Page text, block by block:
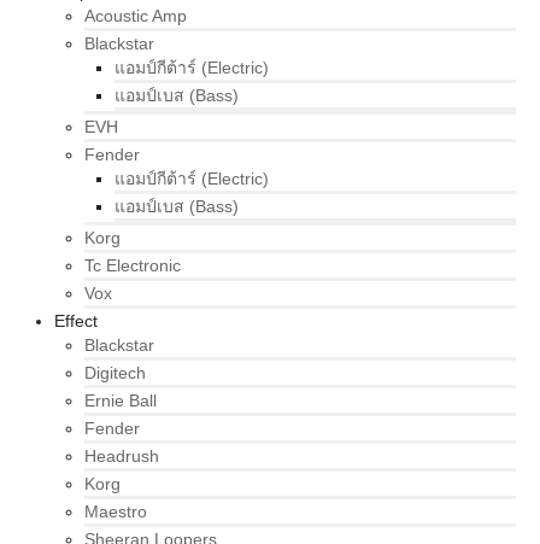
Acoustic Amp
Blackstar
แอมป์กีต้าร์ (Electric)
แอมป์เบส (Bass)
EVH
Fender
แอมป์กีต้าร์ (Electric)
แอมป์เบส (Bass)
Korg
Tc Electronic
Vox
Effect
Blackstar
Digitech
Ernie Ball
Fender
Headrush
Korg
Maestro
Sheeran Loopers